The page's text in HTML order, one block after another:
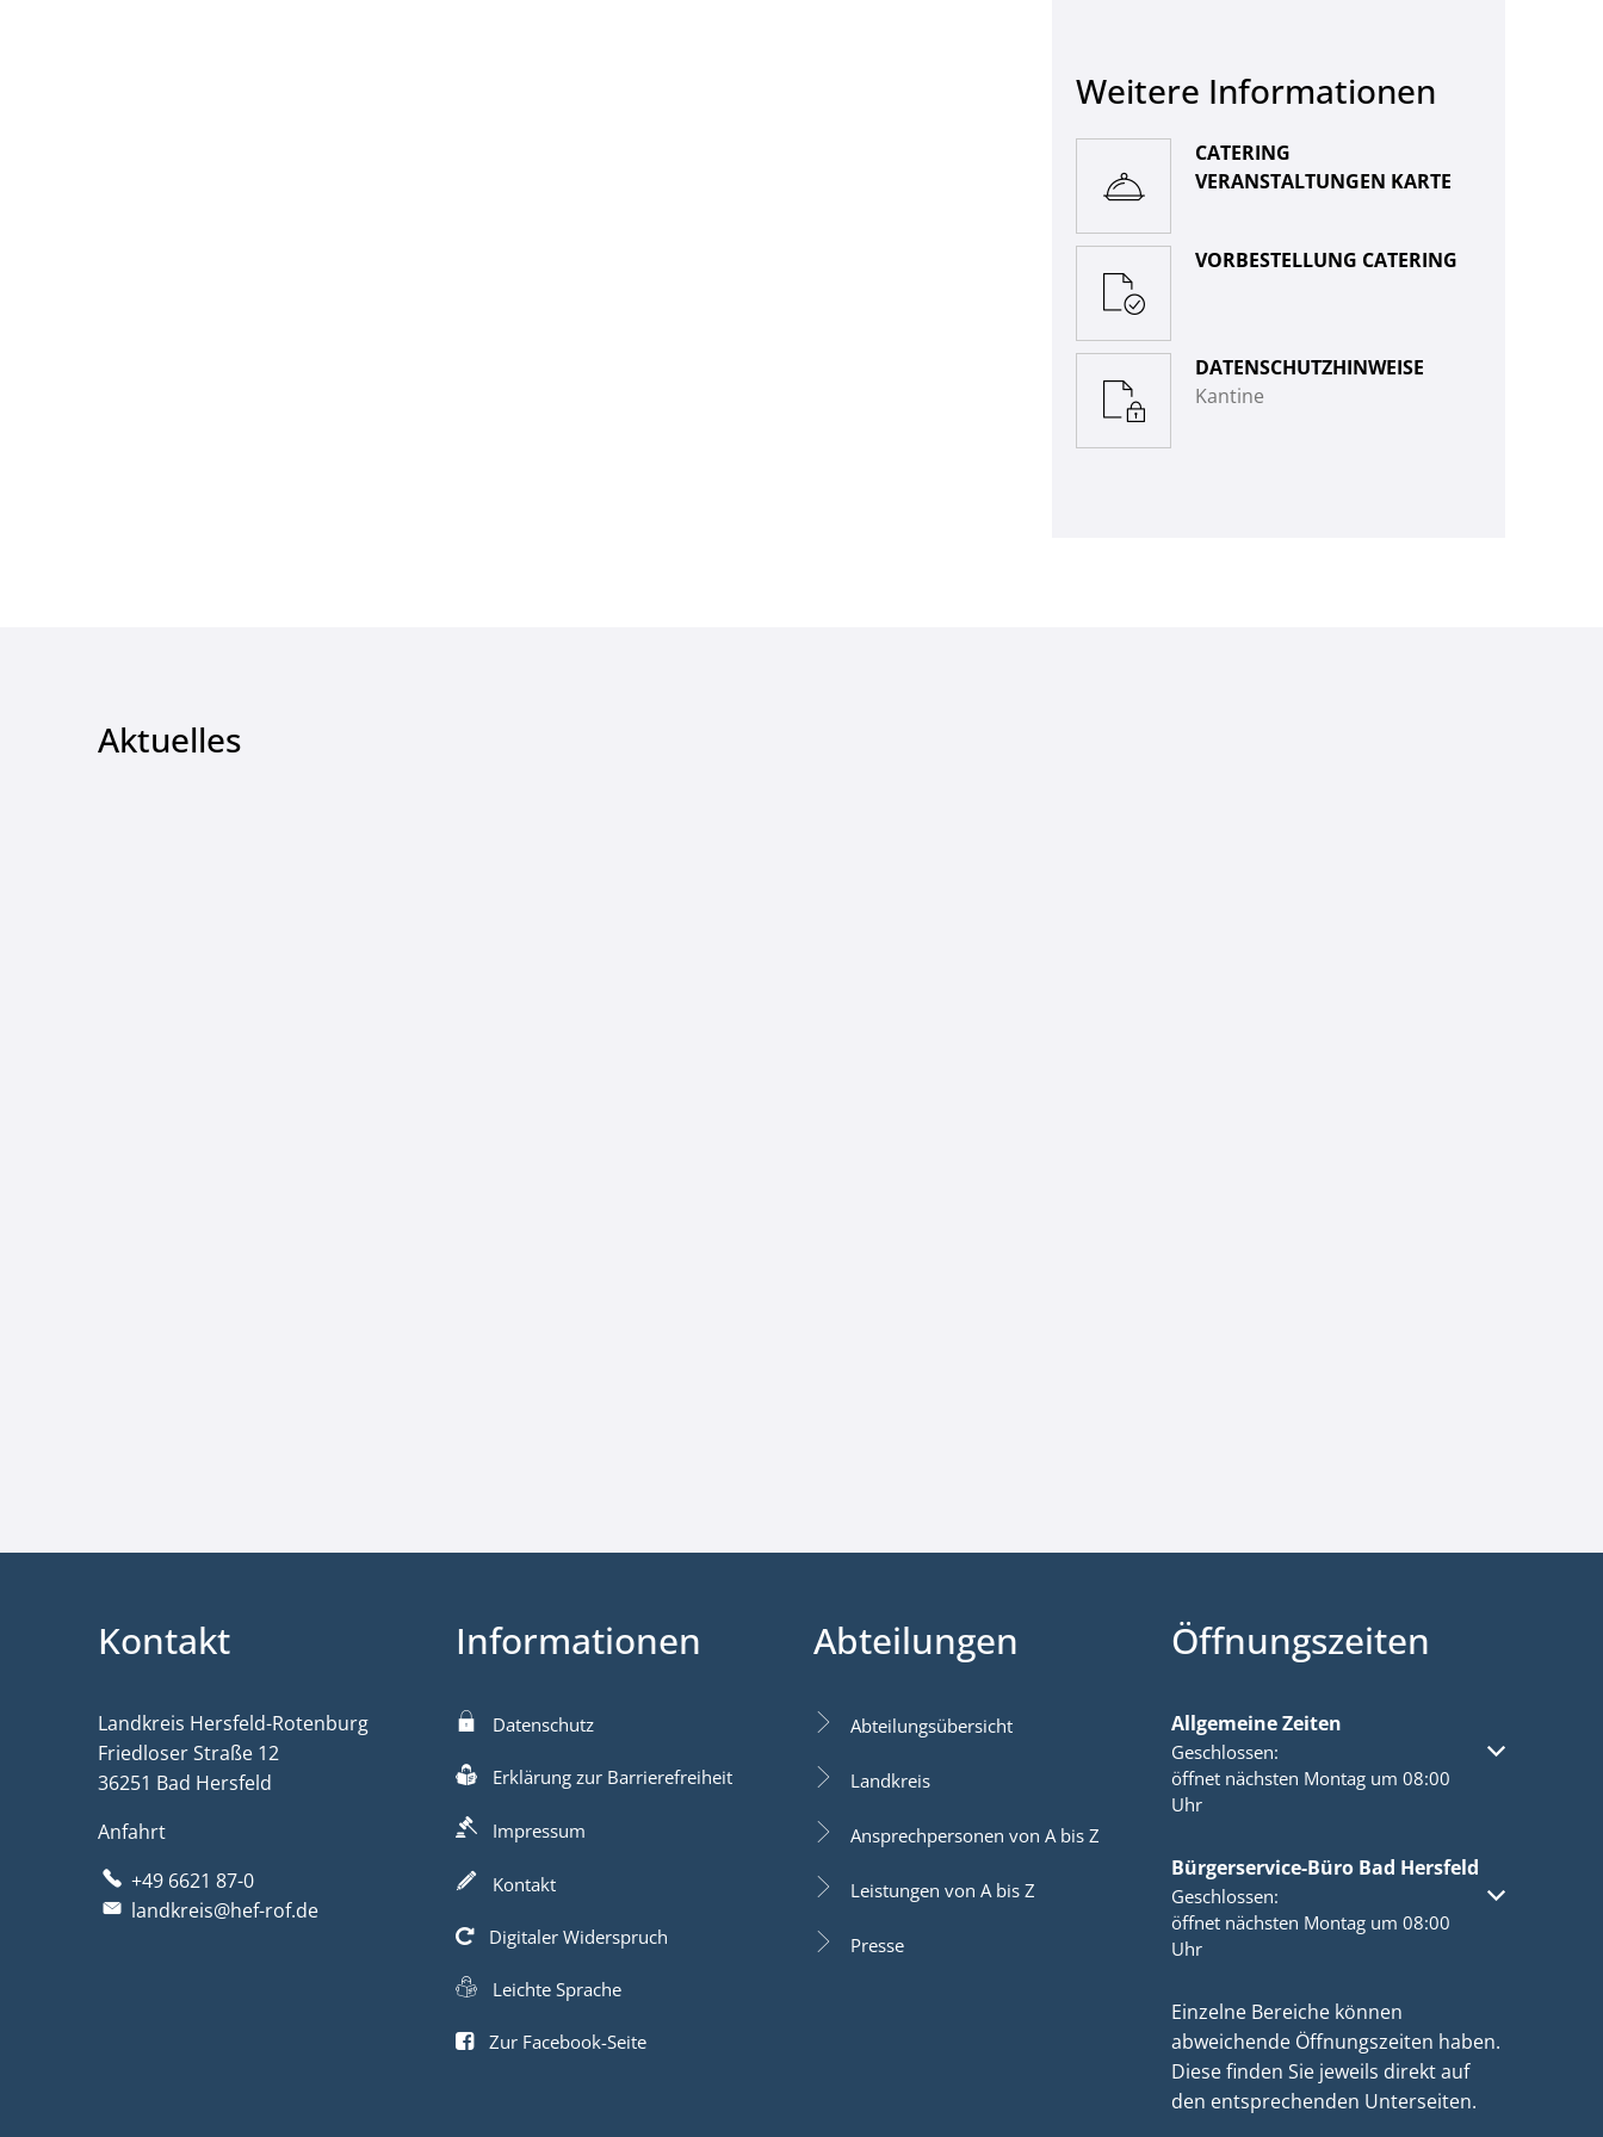
Weitere Informationen
CATERING
VERANSTALTUNGEN KARTE
VORBESTELLUNG CATERING
DATENSCHUTZHINWEISE
Kantine
Aktuelles
Kontakt
Landkreis Hersfeld-Rotenburg
Friedloser Straße 12
36251 Bad Hersfeld
Anfahrt
+49 6621 87-0
landkreis@hef-rof.de
Informationen
Datenschutz
Erklärung zur Barrierefreiheit
Impressum
Kontakt
Digitaler Widerspruch
Leichte Sprache
Zur Facebook-Seite
Abteilungen
Abteilungsübersicht
Landkreis
Ansprechpersonen von A bis Z
Leistungen von A bis Z
Presse
Öffnungszeiten
Allgemeine Zeiten
Klicken, um weitere Öffnungs- oder Schließzeiten
Geschlossen:
öffnet nächsten Montag um 08:00
Uhr
Bürgerservice-Büro Bad Hersfeld
Klicken, um weitere Öffnungs- oder Schließzeiten
Geschlossen:
öffnet nächsten Montag um 08:00
Uhr
Einzelne Bereiche können
abweichende Öffnungszeiten haben.
Diese finden Sie jeweils direkt auf
den entsprechenden Unterseiten.